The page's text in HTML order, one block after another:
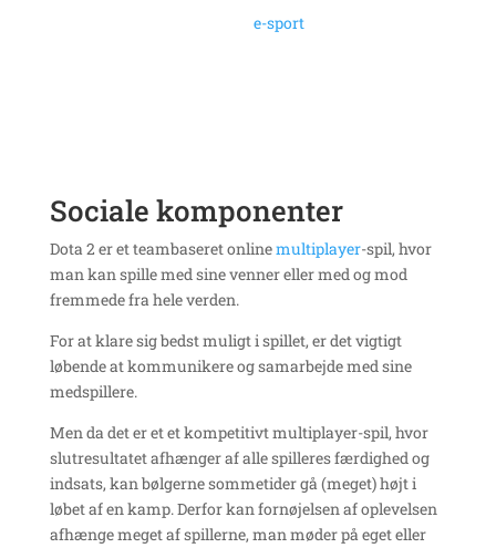
e-sport
Sociale komponenter
Dota 2 er et teambaseret onlinemultiplayer-spil, hvor
man kan spille med sine venner eller med og mod
fremmede fra hele verden.
For at klare sig bedst muligt i spillet, er det vigtigt
løbende at kommunikere og samarbejde med sine
medspillere.
Men da det er et et kompetitivt multiplayer-spil, hvor
slutresultatet afhænger af alle spilleres færdighed og
indsats, kan bølgerne sommetider gå (meget) højt i
løbet af en kamp. Derfor kan fornøjelsen af oplevelsen
afhænge meget af spillerne, man møder på eget eller